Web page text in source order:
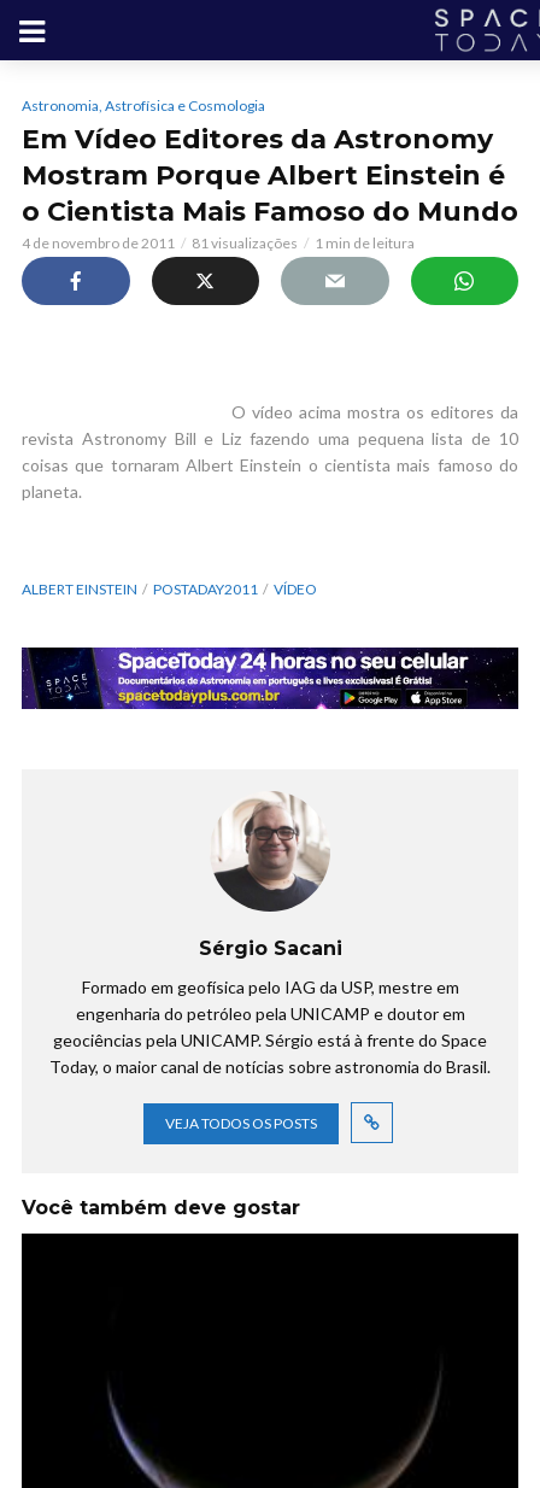
Astronomia, Astrofísica e Cosmologia
Em Vídeo Editores da Astronomy
Mostram Porque Albert Einstein é
o Cientista Mais Famoso do Mundo
4 de novembro de 2011 81 visualizações 1 min de leitura
O vídeo acima mostra os editores da
revista Astronomy Bill e Liz fazendo uma pequena lista de 10
coisas que tornaram Albert Einstein o cientista mais famoso do
planeta.
ALBERT EINSTEIN POSTADAY2011 VÍDEO
Sérgio Sacani
Formado em geofísica pelo IAG da USP, mestre em
engenharia do petróleo pela UNICAMP e doutor em
geociências pela UNICAMP. Sérgio está à frente do Space
Today, o maior canal de notícias sobre astronomia do Brasil.
VEJA TODOS OS POSTS
Você também deve gostar